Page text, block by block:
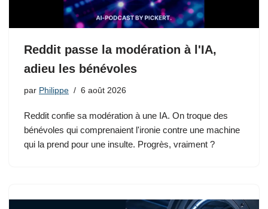
Reddit passe la modération à l'IA,
adieu les bénévoles
par Philippe 6 août 2026
Reddit confie sa modération à une IA. On troque des
bénévoles qui comprenaient l'ironie contre une machine
qui la prend pour une insulte. Progrès, vraiment ?